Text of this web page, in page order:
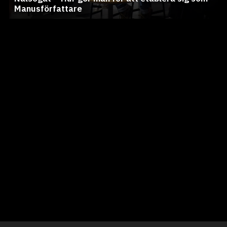
Manusförfattare